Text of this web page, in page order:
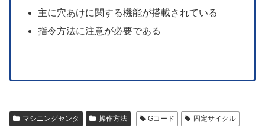
主に穴あけに関する機能が搭載されている
指令方法に注意が必要である
マシニングセンタ 操作方法 Gコード 固定サイクル